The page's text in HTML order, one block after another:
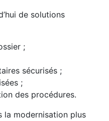
de solutions
;
sécurisés ;
;
des procédures.
la modernisation plus